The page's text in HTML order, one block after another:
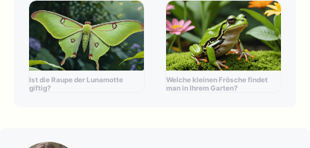
Ist die Raupe der Lunamotte
giftig?
Welche kleinen Frösche findet
man in Ihrem Garten?